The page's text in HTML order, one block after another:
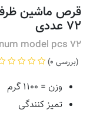
قرص ماشین
72 عددی
model pcs 72
(0 بررسی)
وزن = ۱۱۰۰ گرم
تمیز کنندگی